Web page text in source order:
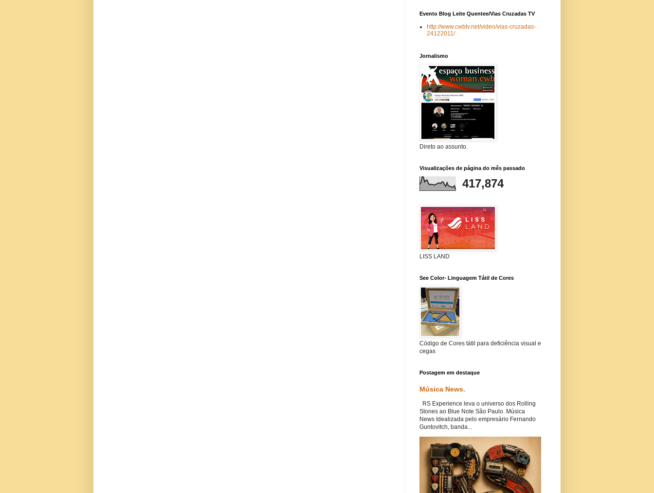
Evento Blog Leite Quentee/Vias Cruzadas TV
http://www.cwbtv.net/video/vias-cruzadas-
24122011/
Jornalismo
Direto ao assunto.
Visualizações de página do mês passado
417,874
LISS LAND
See Color- Linguagem Tátil de Cores
Código de Cores tátil para deficiência visual e
cegas
Postagem em destaque
Música News.
RS Experience leva o universo dos Rolling
Stones ao Blue Note São Paulo. Música
News Idealizada pelo empresário Fernando
Guntovitch, banda...